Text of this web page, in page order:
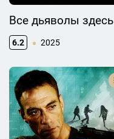
Все дьяволы здесь
6.2 2025